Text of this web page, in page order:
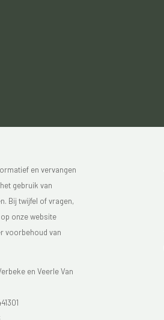
en vervangen
gebruik van
Bij twijfel of vragen,
onze website
voorbehoud van
en Veerle Van